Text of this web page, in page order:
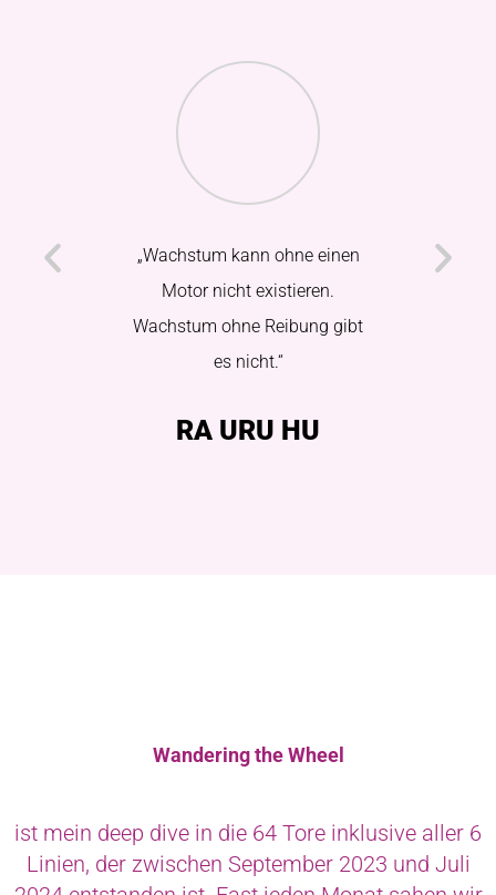
„Wachstum kann ohne einen
Motor nicht existieren.
Wachstum ohne Reibung gibt
es nicht.“
RA URU HU
"Kann
Wandering the Wheel
ist mein deep dive in die 64 Tore inklusive aller 6
Linien, der zwischen September 2023 und Juli